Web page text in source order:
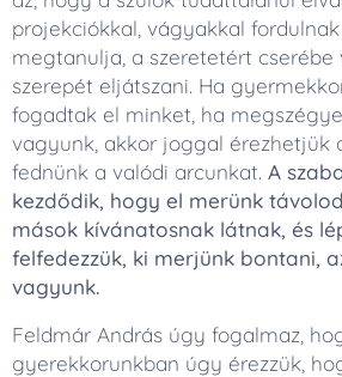
projekciókkal, vágyakkal
megtanulja, a szeretetért cserébe
szerepét eljátszani. Ha
fogadtak el minket, ha
vagyunk, akkor joggal érezhetjük
fednünk a valódi arcunkat. A
kezdődik, hogy el merünk
mások kívánatosnak látnak, és
felfedezzük, ki merjünk bontani,
vagyunk.
Feldmár András úgy fogalmaz,
gyerekkorunkban úgy érezzük,